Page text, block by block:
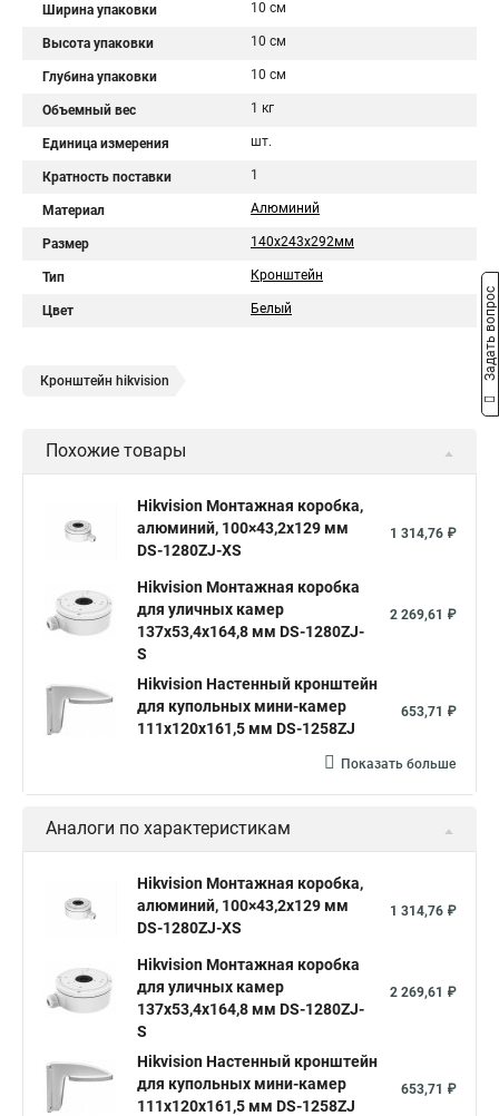
Ширина упаковки 10 см
Высота упаковки 10 см
Глубина упаковки 10 см
Объемный вес 1 кг
Единица измерения шт.
Кратность поставки 1
Материал Алюминий
Размер 140х243х292мм
Тип Кронштейн
Цвет Белый
Кронштейн hikvision
Похожие товары
Hikvision Монтажная коробка,
алюминий, 100×43,2x129 мм
DS-1280ZJ-XS
1 314,76 ₽
Hikvision Монтажная коробка
для уличных камер
137x53,4x164,8 мм DS-1280ZJ-
S
2 269,61 ₽
Hikvision Настенный кронштейн
для купольных мини-камер
111x120x161,5 мм DS-1258ZJ
653,71 ₽
Показать больше
Аналоги по характеристикам
Hikvision Монтажная коробка,
алюминий, 100×43,2x129 мм
DS-1280ZJ-XS
1 314,76 ₽
Hikvision Монтажная коробка
для уличных камер
137x53,4x164,8 мм DS-1280ZJ-
S
2 269,61 ₽
Hikvision Настенный кронштейн
для купольных мини-камер
111x120x161,5 мм DS-1258ZJ
653,71 ₽
Задать вопрос